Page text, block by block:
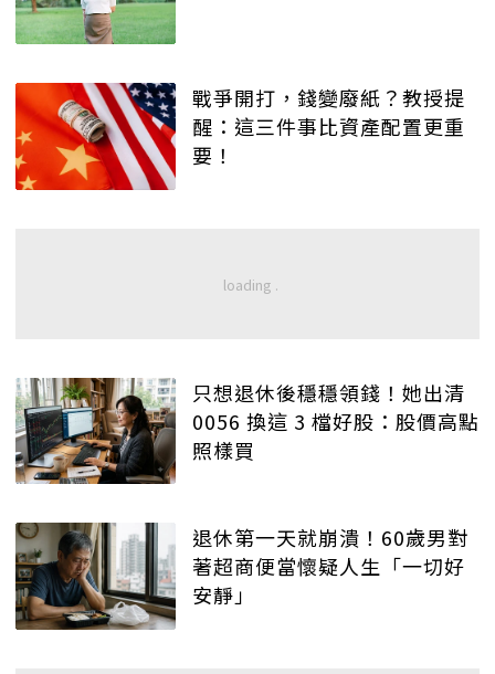
戰爭開打，錢變廢紙？教授提
醒：這三件事比資產配置更重
要！
只想退休後穩穩領錢！她出清
0056 換這 3 檔好股：股價高點
照樣買
退休第一天就崩潰！60歲男對
著超商便當懷疑人生「一切好
安靜」